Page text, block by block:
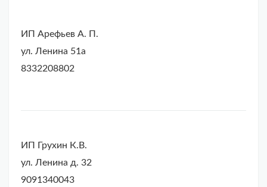
ИП Арефьев А. П.
ул. Ленина 51а
8332208802
ИП Грухин К.В.
ул. Ленина д. 32
9091340043